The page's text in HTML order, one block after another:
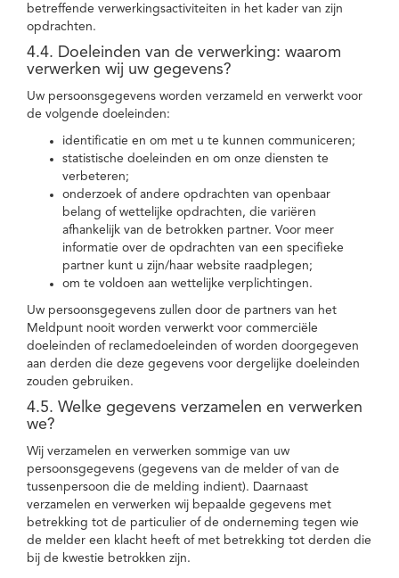
betreffende verwerkingsactiviteiten in het kader van zijn
opdrachten.
4.4. Doeleinden van de verwerking: waarom
verwerken wij uw gegevens?
Uw persoonsgegevens worden verzameld en verwerkt voor
de volgende doeleinden:
identificatie en om met u te kunnen communiceren;
statistische doeleinden en om onze diensten te
verbeteren;
onderzoek of andere opdrachten van openbaar
belang of wettelijke opdrachten, die variëren
afhankelijk van de betrokken partner. Voor meer
informatie over de opdrachten van een specifieke
partner kunt u zijn/haar website raadplegen;
om te voldoen aan wettelijke verplichtingen.
Uw persoonsgegevens zullen door de partners van het
Meldpunt nooit worden verwerkt voor commerciële
doeleinden of reclamedoeleinden of worden doorgegeven
aan derden die deze gegevens voor dergelijke doeleinden
zouden gebruiken.
4.5. Welke gegevens verzamelen en verwerken
we?
Wij verzamelen en verwerken sommige van uw
persoonsgegevens (gegevens van de melder of van de
tussenpersoon die de melding indient). Daarnaast
verzamelen en verwerken wij bepaalde gegevens met
betrekking tot de particulier of de onderneming tegen wie
de melder een klacht heeft of met betrekking tot derden die
bij de kwestie betrokken zijn.